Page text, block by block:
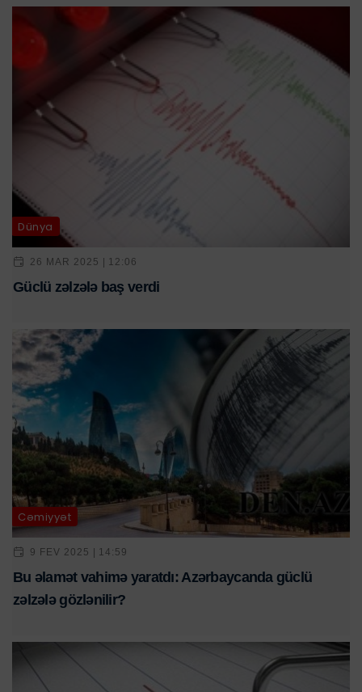
Dünya
26 MAR 2025 | 12:06
Güclü zəlzələ baş verdi
Cəmiyyət
9 FEV 2025 | 14:59
Bu əlamət vahimə yaratdı: Azərbaycanda güclü
zəlzələ gözlənilir?